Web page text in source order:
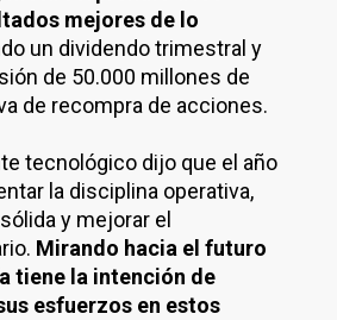
mejores de lo
un dividendo trimestral y
de 50.000 millones de
de recompra de acciones.
tecnológico dijo que el año
la disciplina operativa,
y mejorar el
Mirando hacia el futuro
tiene la intención de
esfuerzos en estos